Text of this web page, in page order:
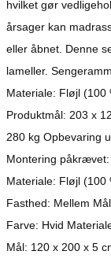
hvilket gør
årsager kan
eller åbnet. Denne
lameller.
Materiale: Fløjl
Produktmål: 203 x
280 kg Opbevaring
Montering
Materiale: Fløjl (100
Fasthed: Mellem
Farve: Hvid
Mål: 120 x 200 x 5